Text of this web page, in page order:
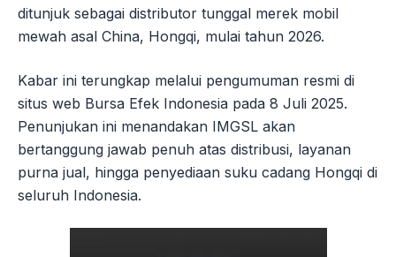
ditunjuk sebagai distributor tunggal merek mobil
mewah asal China, Hongqi, mulai tahun 2026.
Kabar ini terungkap melalui pengumuman resmi di
situs web Bursa Efek Indonesia pada 8 Juli 2025.
Penunjukan ini menandakan IMGSL akan
bertanggung jawab penuh atas distribusi, layanan
purna jual, hingga penyediaan suku cadang Hongqi di
seluruh Indonesia.